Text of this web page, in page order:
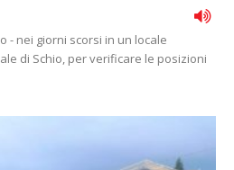
- nei giorni scorsi in un locale
di Schio, per verificare le posizioni